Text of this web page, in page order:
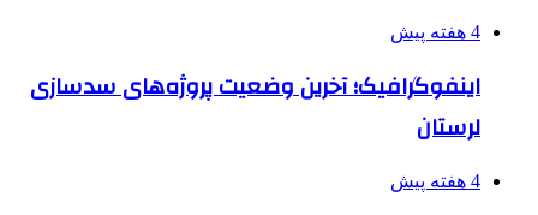
4 هفته پیش
اینفوگرافیک؛ آخرین وضعیت پروژه‌های سدسازی
لرستان
4 هفته پیش